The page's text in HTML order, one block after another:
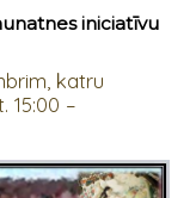
iniciatīvu
katru
15:00 –